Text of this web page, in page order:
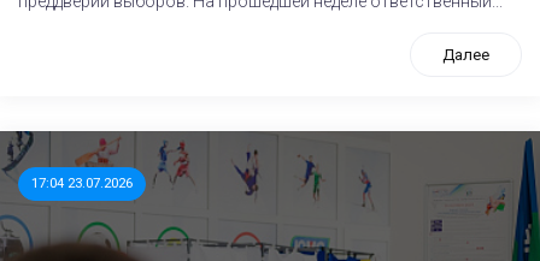
Далее
17:04 23.07.2026